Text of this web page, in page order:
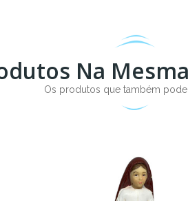
Na
Os produtos que também